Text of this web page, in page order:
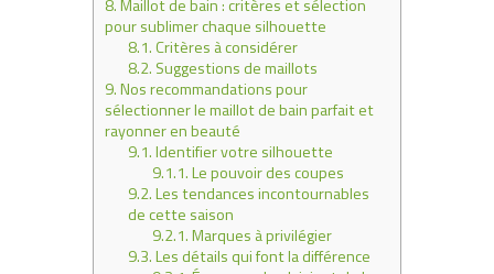
8.Maillot de bain : critères et sélection
pour sublimer chaque silhouette
8.1.Critères à considérer
8.2. Suggestions de maillots
9.Nos recommandations pour
sélectionner le maillot de bain parfait et
rayonner en beauté
9.1.Identifier votre silhouette
9.1.1.Le pouvoir des coupes
9.2.Les tendances incontournables
de cette saison
9.2.1.Marques à privilégier
9.3.Les détails qui font la différence